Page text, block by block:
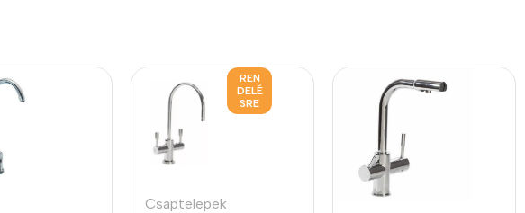
REN
DELÉ
SRE
Csaptelepek